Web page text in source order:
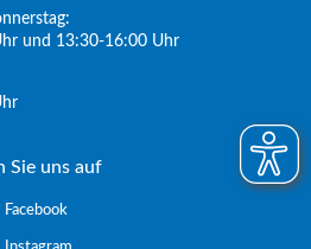
und 13:30-16:00 Uhr
uns auf
Facebook